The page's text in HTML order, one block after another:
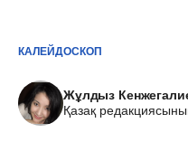
КАЛЕЙДОСКОП
Жұлдыз
Қазақ